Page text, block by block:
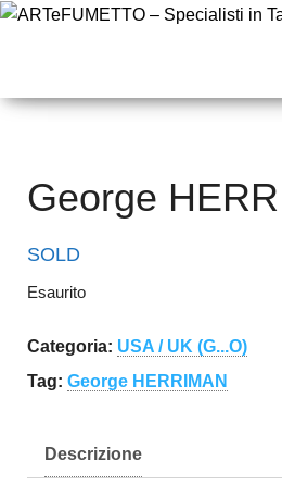
George
SOLD
Esaurito
Categoria: USA / UK (G...O)
Tag: George HERRIMAN
Descrizione